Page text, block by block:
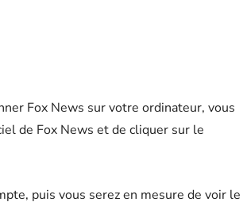
Fox News sur votre ordinateur, vous
de Fox News et de cliquer sur le
puis vous serez en mesure de voir le